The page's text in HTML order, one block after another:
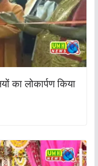
का लोकार्पण किया